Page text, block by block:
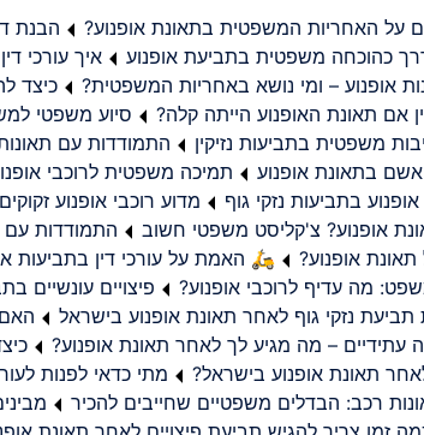
על האחריות המשפטית בתאונת אופנוע?
הבנת
כהוכחה משפטית בתביעת אופנוע
איך עורכי
אופנוע – ומי נושא באחריות המשפטית?
כיצד
אם תאונת האופנוע הייתה קלה?
סיוע משפטי
משפטית בתביעות נזיקין
התמודדות עם
בתאונת אופנוע
תמיכה משפטית לרוכבי
בתביעות נזקי גוף
מדוע רוכבי אופנוע
אופנוע? צ'קליסט משפטי חשוב
התמודדות עם
אופנוע?
🛵 האמת על עורכי דין בתביעות
מה עדיף לרוכבי אופנוע?
פיצויים עונשיים
נזקי גוף לאחר תאונת אופנוע בישראל
עתידיים – מה מגיע לך לאחר תאונת אופנוע?
תאונת אופנוע בישראל?
מתי כדאי לפנות
רכב: הבדלים משפטיים שחייבים להכיר